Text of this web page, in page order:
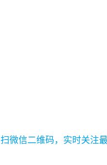
扫微信二维码，实时关注